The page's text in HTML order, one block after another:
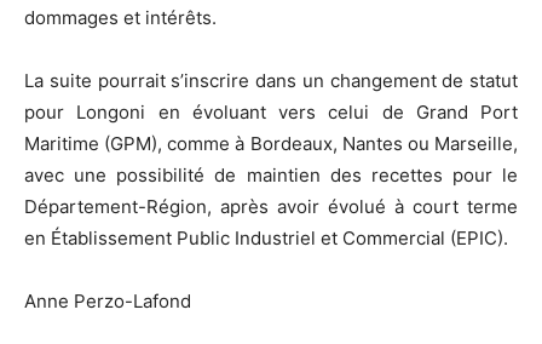
dommages et intérêts.
La suite pourrait s’inscrire dans un changement de statut
pour Longoni en évoluant vers celui de Grand Port
Maritime (GPM), comme à Bordeaux, Nantes ou Marseille,
avec une possibilité de maintien des recettes pour le
Département-Région, après avoir évolué à court terme
en Établissement Public Industriel et Commercial (EPIC).
Anne Perzo-Lafond